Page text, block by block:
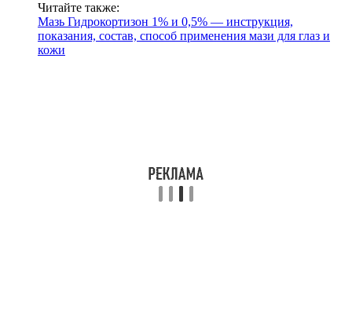
Читайте также:
Мазь Гидрокортизон 1% и 0,5% — инструкция,
показания, состав, способ применения мази для глаз и
кожи